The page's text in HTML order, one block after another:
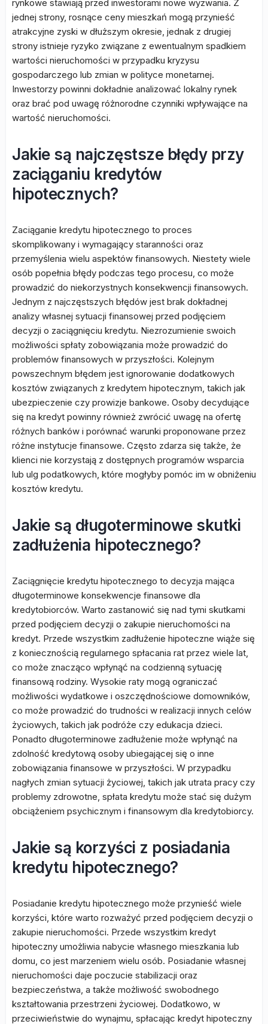
rynkowe stawiają przed inwestorami nowe wyzwania. Z
jednej strony, rosnące ceny mieszkań mogą przynieść
atrakcyjne zyski w dłuższym okresie, jednak z drugiej
strony istnieje ryzyko związane z ewentualnym spadkiem
wartości nieruchomości w przypadku kryzysu
gospodarczego lub zmian w polityce monetarnej.
Inwestorzy powinni dokładnie analizować lokalny rynek
oraz brać pod uwagę różnorodne czynniki wpływające na
wartość nieruchomości.
Jakie są najczęstsze błędy przy
zaciąganiu kredytów
hipotecznych?
Zaciąganie kredytu hipotecznego to proces
skomplikowany i wymagający staranności oraz
przemyślenia wielu aspektów finansowych. Niestety wiele
osób popełnia błędy podczas tego procesu, co może
prowadzić do niekorzystnych konsekwencji finansowych.
Jednym z najczęstszych błędów jest brak dokładnej
analizy własnej sytuacji finansowej przed podjęciem
decyzji o zaciągnięciu kredytu. Niezrozumienie swoich
możliwości spłaty zobowiązania może prowadzić do
problemów finansowych w przyszłości. Kolejnym
powszechnym błędem jest ignorowanie dodatkowych
kosztów związanych z kredytem hipotecznym, takich jak
ubezpieczenie czy prowizje bankowe. Osoby decydujące
się na kredyt powinny również zwrócić uwagę na ofertę
różnych banków i porównać warunki proponowane przez
różne instytucje finansowe. Często zdarza się także, że
klienci nie korzystają z dostępnych programów wsparcia
lub ulg podatkowych, które mogłyby pomóc im w obniżeniu
kosztów kredytu.
Jakie są długoterminowe skutki
zadłużenia hipotecznego?
Zaciągnięcie kredytu hipotecznego to decyzja mająca
długoterminowe konsekwencje finansowe dla
kredytobiorców. Warto zastanowić się nad tymi skutkami
przed podjęciem decyzji o zakupie nieruchomości na
kredyt. Przede wszystkim zadłużenie hipoteczne wiąże się
z koniecznością regularnego spłacania rat przez wiele lat,
co może znacząco wpłynąć na codzienną sytuację
finansową rodziny. Wysokie raty mogą ograniczać
możliwości wydatkowe i oszczędnościowe domowników,
co może prowadzić do trudności w realizacji innych celów
życiowych, takich jak podróże czy edukacja dzieci.
Ponadto długoterminowe zadłużenie może wpłynąć na
zdolność kredytową osoby ubiegającej się o inne
zobowiązania finansowe w przyszłości. W przypadku
nagłych zmian sytuacji życiowej, takich jak utrata pracy czy
problemy zdrowotne, spłata kredytu może stać się dużym
obciążeniem psychicznym i finansowym dla kredytobiorcy.
Jakie są korzyści z posiadania
kredytu hipotecznego?
Posiadanie kredytu hipotecznego może przynieść wiele
korzyści, które warto rozważyć przed podjęciem decyzji o
zakupie nieruchomości. Przede wszystkim kredyt
hipoteczny umożliwia nabycie własnego mieszkania lub
domu, co jest marzeniem wielu osób. Posiadanie własnej
nieruchomości daje poczucie stabilizacji oraz
bezpieczeństwa, a także możliwość swobodnego
kształtowania przestrzeni życiowej. Dodatkowo, w
przeciwieństwie do wynajmu, spłacając kredyt hipoteczny